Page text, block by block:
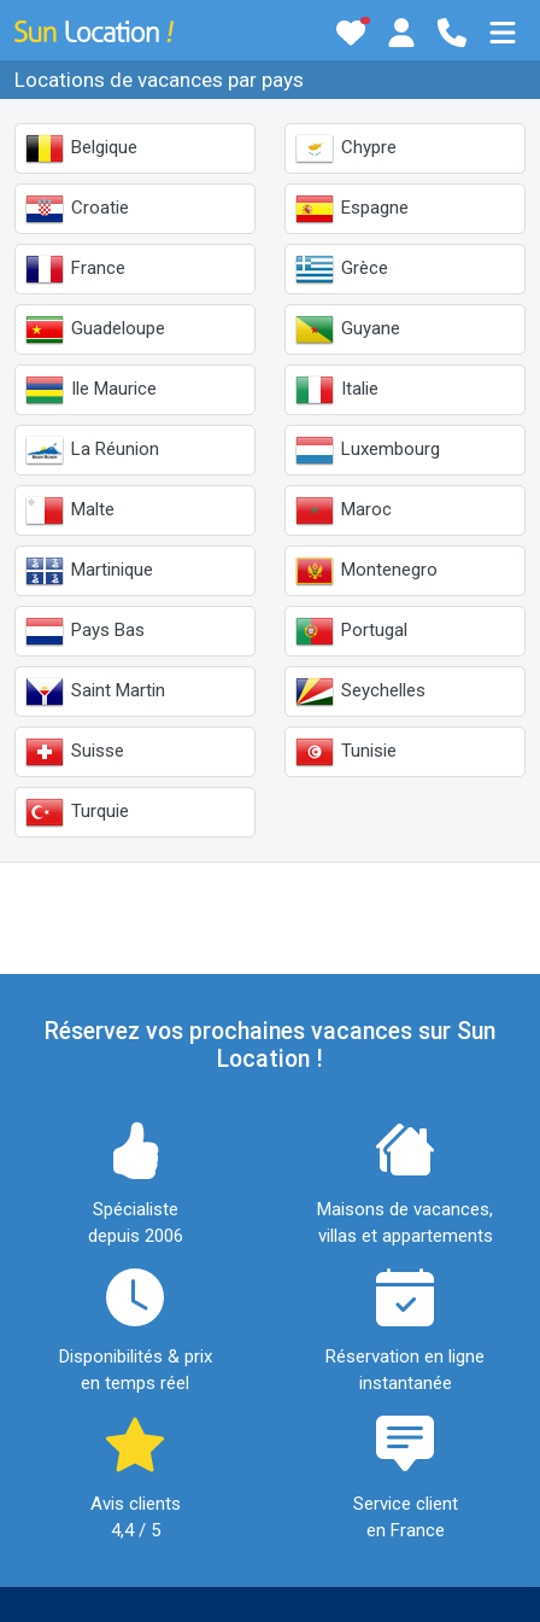
Locations de vacances par pays
Belgique Chypre
Croatie Espagne
France Grèce
Guadeloupe Guyane
Ile Maurice Italie
La Réunion Luxembourg
Malte Maroc
Martinique Montenegro
Pays Bas Portugal
Saint Martin Seychelles
Suisse Tunisie
Turquie
Réservez vos prochaines vacances sur Sun
Location !
Spécialiste
depuis 2006
Maisons de vacances,
villas et appartements
Disponibilités & prix
en temps réel
Réservation en ligne
instantanée
Avis clients
4,4 / 5
Service client
en France